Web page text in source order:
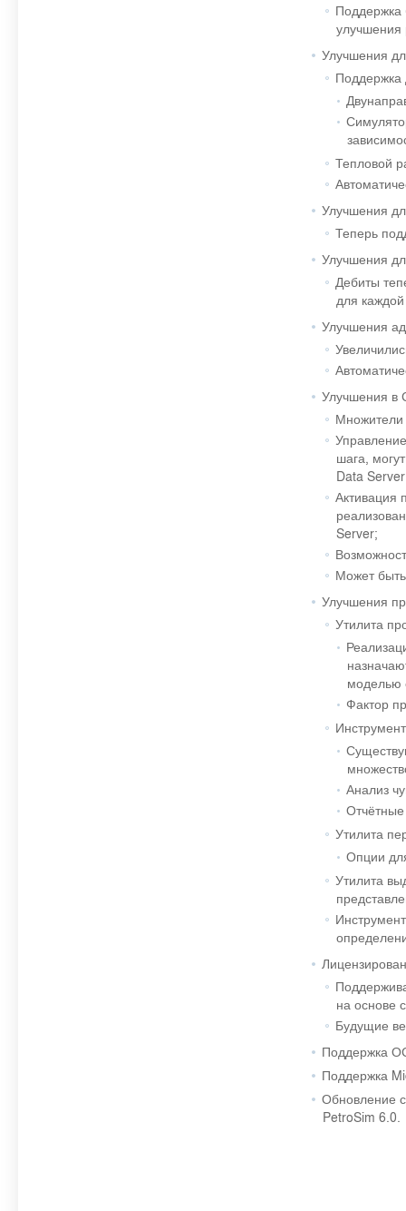
Поддержка
улучшения
Улучшения
Поддержка
Тепловой
Улучшения
Теперь
Улучшения
Дебиты
для
Улучшения
Улучшения в
Множители
шага,
Data
Активация
Server;
Может
Улучшения
Утилита
моделью
Фактор
Анализ
Утилита
Опции
Утилита
на основе
Будущие
Поддержка
Поддержка
Обновление
PetroSim 6.0.